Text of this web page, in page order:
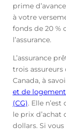
prime
à votre
fonds de 20 %
l’assurance.
L’assurance
trois assureurs
Canada, à
et de logement
(CG). Elle
le prix d’achat
dollars. Si